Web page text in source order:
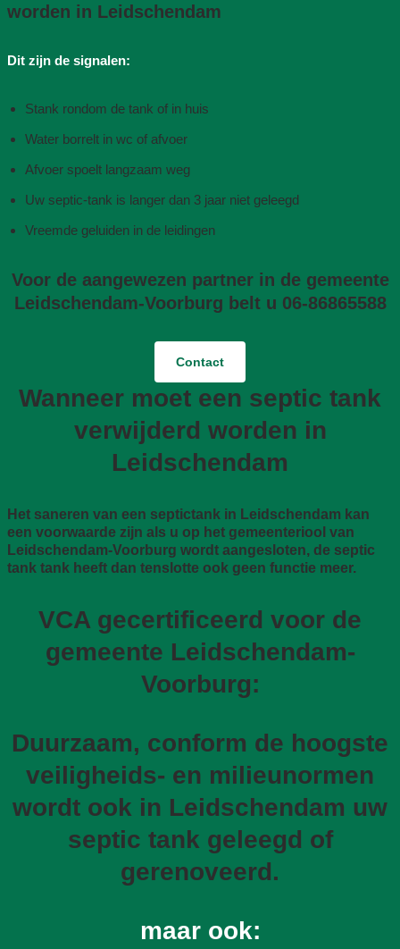
worden in Leidschendam
Dit zijn de signalen:
Stank rondom de tank of in huis
Water borrelt in wc of afvoer
Afvoer spoelt langzaam weg
Uw septic-tank is langer dan 3 jaar niet geleegd
Vreemde geluiden in de leidingen
Voor de aangewezen partner in de gemeente
Leidschendam-Voorburg belt u 06-86865588
Contact
Wanneer moet een septic tank
verwijderd worden in
Leidschendam
Het saneren van een septictank in Leidschendam kan
een voorwaarde zijn als u op het gemeenteriool van
Leidschendam-Voorburg wordt aangesloten, de septic
tank tank heeft dan tenslotte ook geen functie meer.
VCA gecertificeerd voor de
gemeente Leidschendam-
Voorburg:
Duurzaam, conform de hoogste
veiligheids- en milieunormen
wordt ook in Leidschendam uw
septic tank geleegd of
gerenoveerd.
maar ook: